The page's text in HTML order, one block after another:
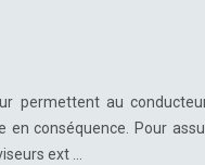
permettent au
conséquence. Pour
ext ...